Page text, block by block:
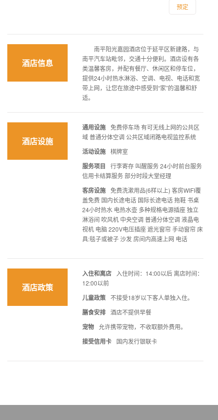
预定
酒店信息
南平阳光嘉园酒店位于延平区新建路，与
南平汽车站毗邻，交通十分便利。酒店设有各
类温馨客房，并配有餐厅、休闲区和停车位，
提供24小时热水淋浴、空调、电视、电话和宽
带上网，让您在旅途中感受到“家”的温馨和舒
适。
酒店设施
通用设施 免费停车场 有可无线上网的公共区
域 普通分体空调 公共区域闭路电视监控系统
活动设施 棋牌室
服务项目
行李寄存 叫醒服务 24小时前台服务
信用卡结算服务 部分时段大堂经理
客房设施 免费洗漱用品(6样以上) 客房WIFI覆
盖免费 国内长途电话 国际长途电话 拖鞋 书桌
24小时热水 电热水壶 多种规格电源插座 独立
淋浴间 吹风机 中央空调 普通分体空调 液晶电
视机 电脑 220V电压插座 遮光窗帘 手动窗帘 床
具:毯子或被子 沙发 房间内高速上网 电话
酒店政策
入住和离店
入住时间：14:00以后 离店时间：
12:00以前
儿童政策 不接受18岁以下客人单独入住。
膳食安排 酒店不提供早餐
宠物 允许携带宠物，不收取额外费用。
接受信用卡 国内发行银联卡